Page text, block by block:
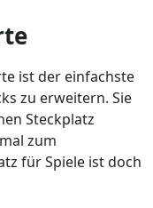
ist der einfachste
zu erweitern. Sie
Steckplatz
zum
für Spiele ist doch